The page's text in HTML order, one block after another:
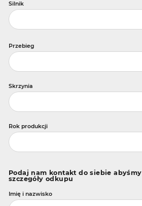
Silnik
Przebieg
Skrzynia
Rok produkcji
Podaj nam kontakt do siebie
szczegóły odkupu
Imię i nazwisko